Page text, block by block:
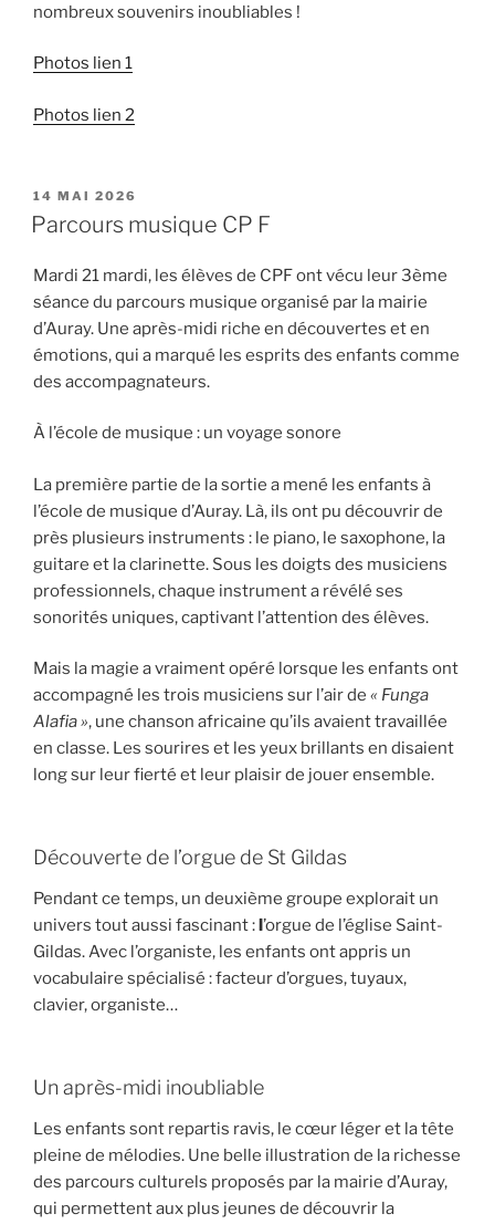
nombreux souvenirs inoubliables !
Photos lien 1
Photos lien 2
PUBLIÉ
LE
14 MAI 2026
Parcours musique CP F
Mardi 21 mardi, les élèves de CPF ont vécu leur 3ème
séance du parcours musique organisé par la mairie
d’Auray. Une après-midi riche en découvertes et en
émotions, qui a marqué les esprits des enfants comme
des accompagnateurs.
À l’école de musique : un voyage sonore
La première partie de la sortie a mené les enfants à
l’école de musique d’Auray. Là, ils ont pu découvrir de
près plusieurs instruments : le piano, le saxophone, la
guitare et la clarinette. Sous les doigts des musiciens
professionnels, chaque instrument a révélé ses
sonorités uniques, captivant l’attention des élèves.
Mais la magie a vraiment opéré lorsque les enfants ont
accompagné les trois musiciens sur l’air de « Funga
Alafia », une chanson africaine qu’ils avaient travaillée
en classe. Les sourires et les yeux brillants en disaient
long sur leur fierté et leur plaisir de jouer ensemble.
Découverte de l’orgue de St Gildas
Pendant ce temps, un deuxième groupe explorait un
univers tout aussi fascinant : ’orgue de l’église Saint-
Gildas. Avec l’organiste, les enfants ont appris un
vocabulaire spécialisé : facteur d’orgues, tuyaux,
clavier, organiste…
Un après-midi inoubliable
Les enfants sont repartis ravis, le cœur léger et la tête
pleine de mélodies. Une belle illustration de la richesse
des parcours culturels proposés par la mairie d’Auray,
qui permettent aux plus jeunes de découvrir la